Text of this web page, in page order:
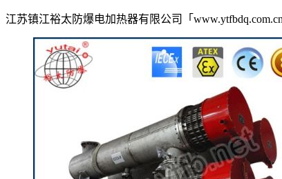
江苏镇江裕太防爆电加热器有限公司「